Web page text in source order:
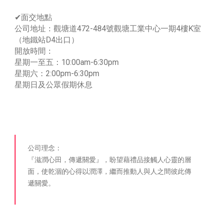
✔面交地點
公司地址：觀塘道472-484號觀塘工業中心一期4樓K室
（地鐵站D4出口）
開放時間：
星期一至五：10:00am-6:30pm
星期六：2:00pm-6:30pm
星期日及公眾假期休息
公司理念：
『滋潤心田，傳遞關愛』，盼望藉禮品接觸人心靈的層
面，使乾涸的心得以潤澤，繼而推動人與人之間彼此傳
遞關愛。